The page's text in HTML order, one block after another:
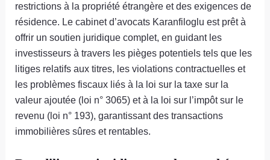
restrictions à la propriété étrangère et des exigences de
résidence. Le cabinet d’avocats Karanfiloglu est prêt à
offrir un soutien juridique complet, en guidant les
investisseurs à travers les pièges potentiels tels que les
litiges relatifs aux titres, les violations contractuelles et
les problèmes fiscaux liés à la loi sur la taxe sur la
valeur ajoutée (loi n° 3065) et à la loi sur l’impôt sur le
revenu (loi n° 193), garantissant des transactions
immobilières sûres et rentables.